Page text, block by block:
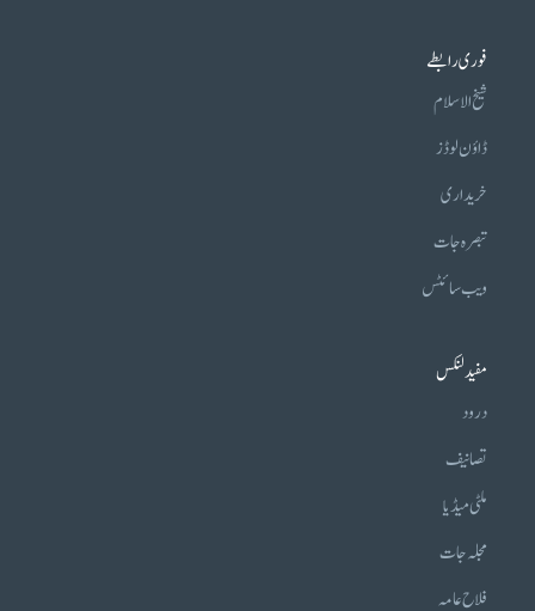
فوری رابطے
شیخ الاسلام
ڈاؤن لوڈز
خریداری
تبصرہ جات
ویب سائٹس
مفید لنکس
درود
تصانیف
ملٹی میڈیا
مجلہ جات
فلاح عامہ